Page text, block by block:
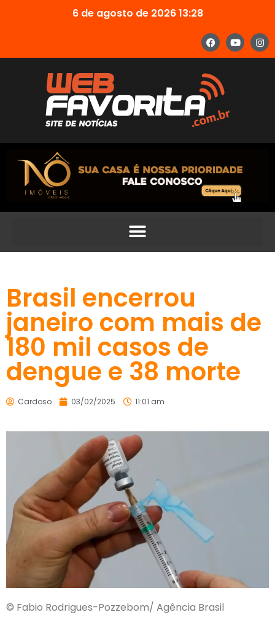
6 de agosto de 2026 13:28
Brasil encerrou
janeiro com mais de
180 mil casos de
dengue e 38 morte
Cardoso 03/02/2025 11:01 am
© Fabio Rodrigues-Pozzebom/ Agência Brasil